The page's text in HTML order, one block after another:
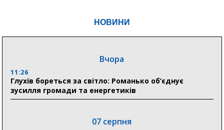
НОВИНИ
Вчора
11:26
Глухів бореться за світло: Романько об’єднує
зусилля громади та енергетиків
07 серпня